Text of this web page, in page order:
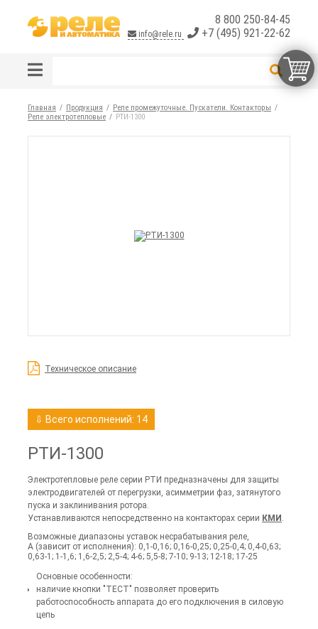
8 800 250-84-45
info@rele.ru +7 (495) 921-22-62
Главная Продукция
Реле промежуточные. Пускатели. Контакторы
Реле электротепловые
РТИ-1300
Техническое описание
⇩ Всего исполнений: 14
РТИ-1300
Электротепловые реле серии РТИ предназначены для защиты
электродвигателей от перегрузки, асимметрии фаз, затянутого
пуска и заклинивания ротора.
Устанавливаются непосредственно на контакторах серии КМИ .
Возможные диапазоны уставок несрабатывания реле,
А (зависит от исполнения): 0,1-0,16; 0,16-0,25; 0,25-0,4; 0,4-0,63;
0,63-1; 1-1,6; 1,6-2,5; 2,5-4; 4-6; 5,5-8; 7-10; 9-13; 12-18; 17-25
Основные особенности:
наличие кнопки "ТЕСТ" позволяет проверить
работоспособность аппарата до его подключения в силовую
цепь